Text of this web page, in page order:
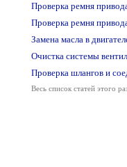
Проверка ремня
Проверка ремня
Замена масла в
Очистка системы
Проверка шлангов и
Весь список статей этого